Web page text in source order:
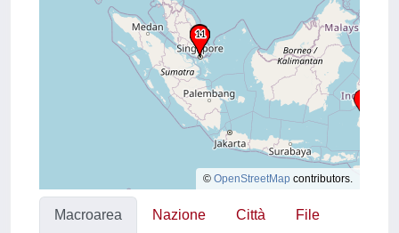
© OpenStreetMap contributors.
Macroarea Nazione Città File